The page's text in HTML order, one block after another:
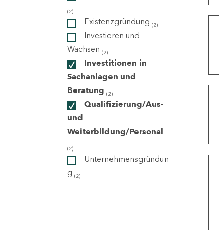
(2)
Existenzgründung (2)
Investieren und
Wachsen (2)
Investitionen in
Sachanlagen und
Beratung (2)
Qualifizierung/Aus-
und
Weiterbildung/Personal
(2)
Unternehmensgründun
g (2)